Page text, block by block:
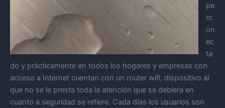
pe
rc
on
ec
ta
do y prácticamente en todos los hogares y empresas con
acceso a Internet cuentan con un router wifi, dispositivo al
que no se le presta toda la atención que se debiera en
cuanto a seguridad se refiere. Cada días los usuarios son